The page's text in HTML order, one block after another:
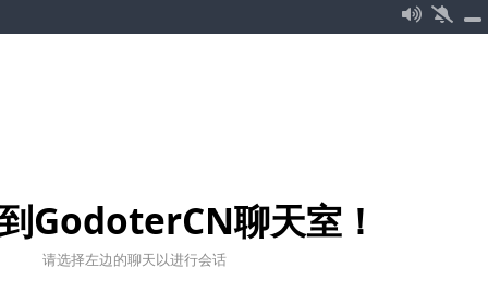
GodoterCN聊天室！
请选择左边的聊天以进行会话